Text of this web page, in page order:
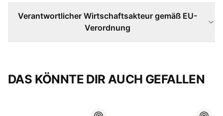
Verantwortlicher Wirtschaftsakteur gemäß EU-
Verordnung
DAS KÖNNTE DIR AUCH GEFALLEN